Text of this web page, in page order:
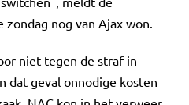
nog van Ajax won.
niet tegen de straf in
dat geval onnodige kosten